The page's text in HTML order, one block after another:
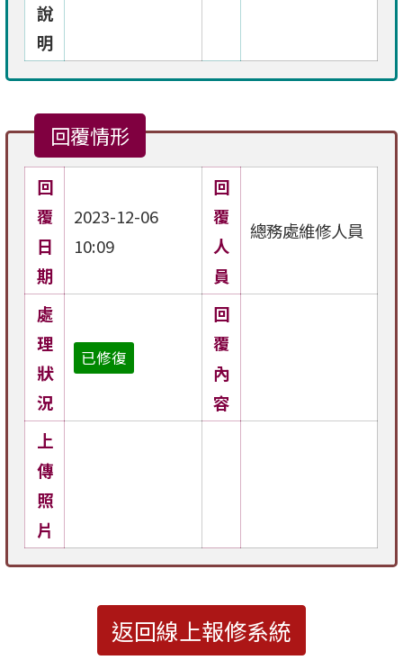
說
明
回覆情形
回
覆
日
期
2023-12-06
10:09
回
覆
人
員
總務處維修人員
處
理
狀
況
已修復
回
覆
內
容
上
傳
照
片
返回線上報修系統